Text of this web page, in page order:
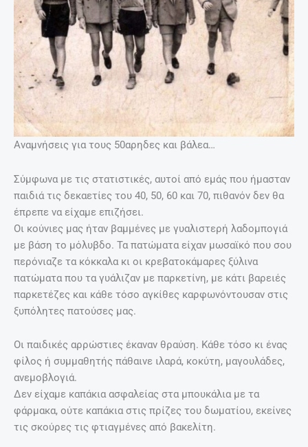
Αναμνήσεις για τους 50αρηδες και βάλεα…
Σύμφωνα με τις στατιστικές, αυτοί από εμάς που ήμασταν
παιδιά τις δεκαετίες του 40, 50, 60 και 70, πιθανόν δεν θα
έπρεπε να είχαμε επιζήσει.
Οι κούνιες μας ήταν βαμμένες με γυαλιστερή λαδομπογιά
με βάση το μόλυβδο. Τα πατώματα είχαν μωσαϊκό που σου
περόνιαζε τα κόκκαλα κι οι κρεβατοκάμαρες ξύλινα
πατώματα που τα γυάλιζαν με παρκετίνη, με κάτι βαρειές
παρκετέζες και κάθε τόσο αγκίθες καρφωνόντουσαν στις
ξυπόλητες πατούσες μας.
Οι παιδικές αρρώστιες έκαναν θραύση. Κάθε τόσο κι ένας
φίλος ή συμμαθητής πάθαινε ιλαρά, κοκύτη, μαγουλάδες,
ανεμοβλογιά.
Δεν είχαμε καπάκια ασφαλείας στα μπουκάλια με τα
φάρμακα, ούτε καπάκια στις πρίζες του δωματίου, εκείνες
τις σκούρες τις φτιαγμένες από βακελίτη.